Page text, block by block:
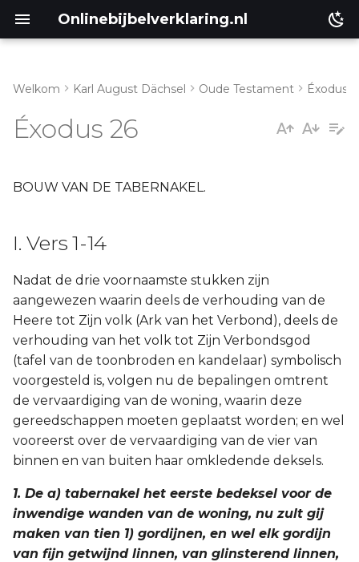
Onlinebijbelverklaring.nl
III. Vers 31-37
Lukas
Romeinen
1 Korinthe
2 Korinthe
Galaten
Éfeze
Filippenzen
Kolossenzen
Welkom Karl August Dächsel Oude Testament Éxodus
Éxodus 26
BOUW VAN DE TABERNAKEL.
I. Vers 1-14
Nadat de drie voornaamste stukken zijn
aangewezen waarin deels de verhouding van de
Heere tot Zijn volk (Ark van het Verbond), deels de
verhouding van het volk tot Zijn Verbondsgod
(tafel van de toonbroden en kandelaar) symbolisch
voorgesteld is, volgen nu de bepalingen omtrent
de vervaardiging van de woning, waarin deze
gereedschappen moeten geplaatst worden; en wel
vooreerst over de vervaardiging van de vier van
binnen en van buiten haar omkledende deksels.
1. De a) tabernakel het eerste bedeksel voor de
inwendige wanden van de woning, nu zult gij
maken van tien 1) gordijnen, en wel elk gordijn
van fijn getwijnd linnen, van glinsterend linnen,